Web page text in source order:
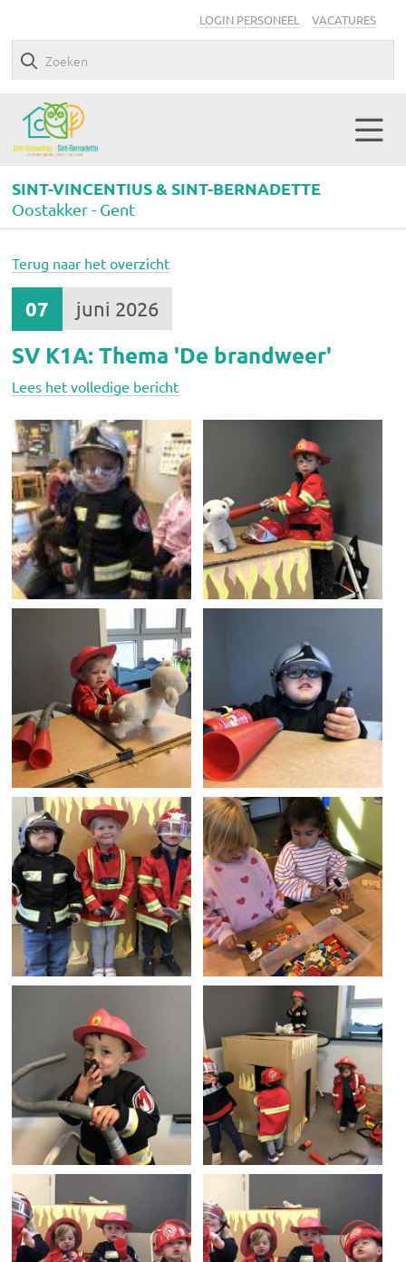
LOGIN PERSONEEL VACATURES
SINT-VINCENTIUS & SINT-BERNADETTE
Oostakker - Gent
Terug naar het overzicht
07 juni 2026
SV K1A: Thema 'De brandweer'
Lees het volledige bericht